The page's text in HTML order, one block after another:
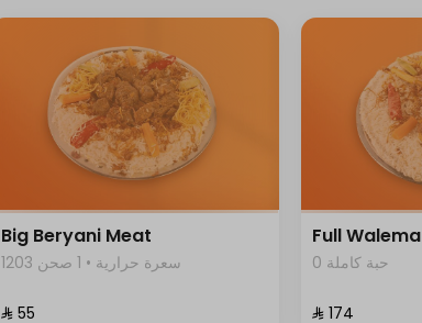
Big Beryani Meat
1203 سعرة حرارية • 1 صحن
⁨⁦‪‬ 55⁩
Full Walema
0 حبة كاملة
⁨⁦‪‬ 174⁩